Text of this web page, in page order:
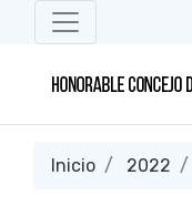
Inicio 2022